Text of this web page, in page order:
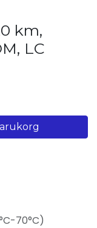
km,
LC
70°C)